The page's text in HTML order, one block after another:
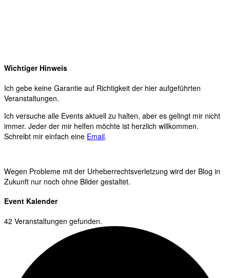
Wichtiger Hinweis
Ich gebe keine Garantie auf Richtigkeit der hier aufgeführten
Veranstaltungen.
Ich versuche alle Events aktuell zu halten, aber es gelingt mir nicht
immer. Jeder der mir helfen möchte ist herzlich willkommen.
Schreibt mir einfach eine Email.
Wegen Probleme mit der Urheberrechtsverletzung wird der Blog in
Zukunft nur noch ohne Bilder gestaltet.
Event Kalender
42 Veranstaltungen gefunden.